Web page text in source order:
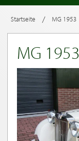
Startseite / MG 1953
MG 1953